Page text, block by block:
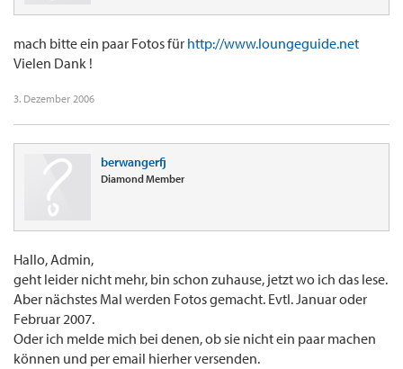
mach bitte ein paar Fotos für http://www.loungeguide.net
Vielen Dank !
3. Dezember 2006
berwangerfj
Diamond Member
Hallo, Admin,
geht leider nicht mehr, bin schon zuhause, jetzt wo ich das lese.
Aber nächstes Mal werden Fotos gemacht. Evtl. Januar oder
Februar 2007.
Oder ich melde mich bei denen, ob sie nicht ein paar machen
können und per email hierher versenden.